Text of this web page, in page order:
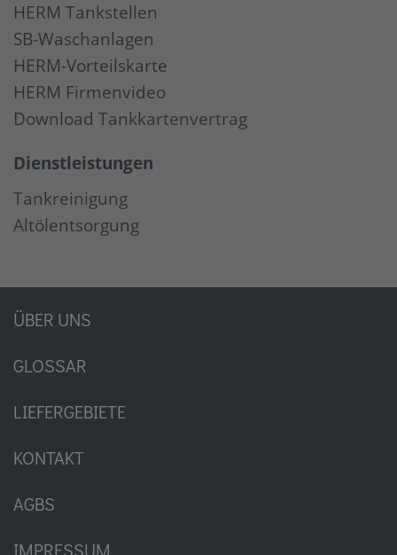
HERM Tankstellen
SB-Waschanlagen
HERM-Vorteilskarte
HERM Firmenvideo
Download Tankkartenvertrag
Dienstleistungen
Tankreinigung
Altölentsorgung
ÜBER UNS
GLOSSAR
LIEFERGEBIETE
KONTAKT
AGBS
IMPRESSUM